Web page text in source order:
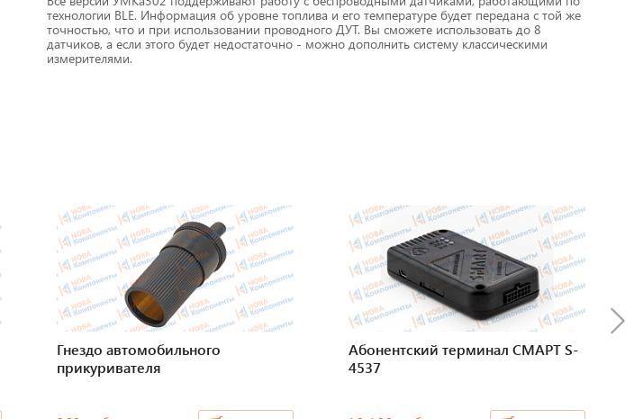
технологии BLE. Информация об уровне топлива и его температуре будет передана с той же
точностью, что и при использовании проводного ДУТ. Вы сможете использовать до 8
датчиков, а если этого будет недостаточно - можно дополнить систему классическими
измерителями.
Гнездо автомобильного
прикуривателя
Абонентский терминал СМАРТ S-
4537